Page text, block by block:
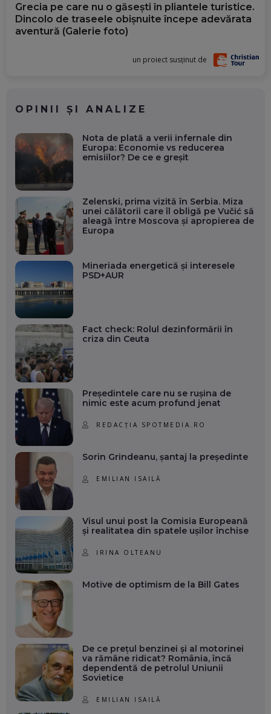
Grecia pe care nu o găsești în pliantele turistice.
Dincolo de traseele obișnuite începe adevărata
aventură (Galerie foto)
un proiect susținut de
OPINII ȘI ANALIZE
Nota de plată a verii infernale din
Europa: Economie vs reducerea
emisiilor? De ce e greșit
Zelenski, prima vizită în Serbia. Miza
unei călătorii care îl obligă pe Vučić să
aleagă între Moscova și apropierea de
Europa
Mineriada energetică și interesele
PSD+AUR
Fact check: Rolul dezinformării în
criza din Ceuta
Președintele care nu se rușina de
nimic este acum profund jenat
REDACȚIA SPOTMEDIA.RO
Sorin Grindeanu, șantaj la președinte
EMILIAN ISAILĂ
Visul unui post la Comisia Europeană
și realitatea din spatele ușilor închise
IRINA OLTEANU
Motive de optimism de la Bill Gates
De ce prețul benzinei și al motorinei
va rămâne ridicat? România, încă
dependentă de petrolul Uniunii
Sovietice
EMILIAN ISAILĂ